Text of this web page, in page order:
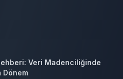
Veri Madenciliğinde
Dönem